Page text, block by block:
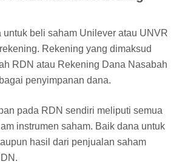
untuk beli saham Unilever atau UNVR
Rekening yang dimaksud
RDN atau Rekening Dana Nasabah
penyimpanan dana.
pada RDN sendiri meliputi semua
instrumen saham. Baik dana untuk
hasil dari penjualan saham